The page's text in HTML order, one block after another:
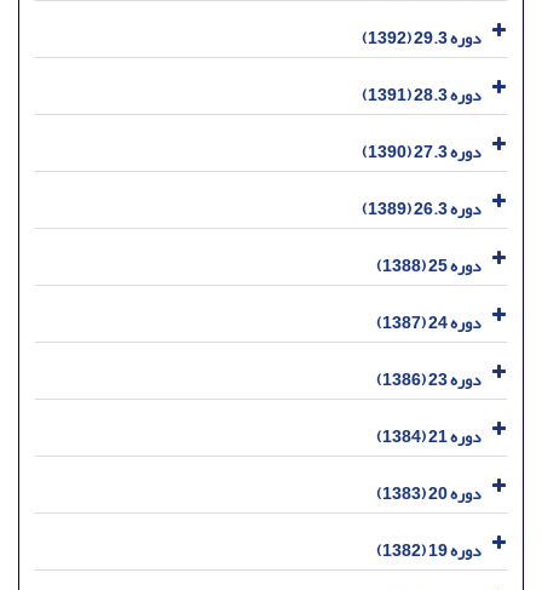
دوره 29.3 (1392)
دوره 28.3 (1391)
دوره 27.3 (1390)
دوره 26.3 (1389)
دوره 25 (1388)
دوره 24 (1387)
دوره 23 (1386)
دوره 21 (1384)
دوره 20 (1383)
دوره 19 (1382)